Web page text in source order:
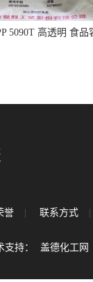
5090T 高透明 食品
誉 联系方式
支持： 盖德化工网